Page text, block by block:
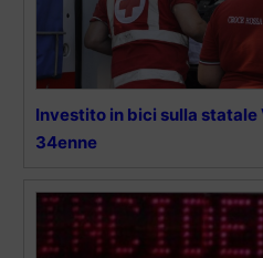
Investito in bici sulla
34enne